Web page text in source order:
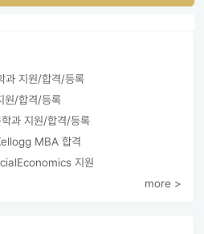
지원/합격/등록
/합격/등록
과 지원/합격/등록
MBA 합격
지원
more >